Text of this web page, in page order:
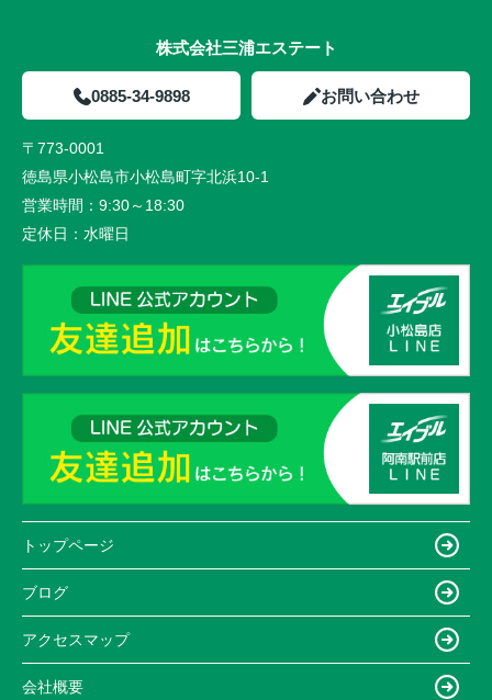
株式会社三浦エステート
0885-34-9898 お問い合わせ
〒773-0001
徳島県小松島市小松島町字北浜10-1
営業時間： 9:30～18:30
定休日： 水曜日
トップページ
ブログ
アクセスマップ
会社概要